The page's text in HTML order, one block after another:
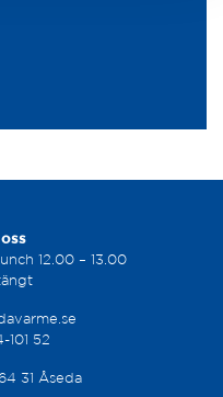
12.00 – 13.00
101 52
31 Åseda